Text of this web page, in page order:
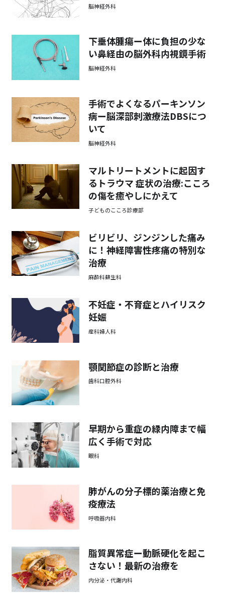
脳神経外科
下垂体腫瘍ー体に負担の少な
い鼻経由の脳外科内視鏡手術
脳神経外科
手術でよくなるパーキンソン
病ー脳深部刺激療法DBSにつ
いて
脳神経外科
マルトリートメントに起因す
るトラウマ 症状の治療:こころ
の傷を癒やしにかえて
子どものこころ診療部
ビリビリ、ジンジンした痛み
に！神経障害性疼痛の特別な
治療
麻酔科蘇生科
不妊症・不育症とハイリスク
妊娠
産科婦人科
顎関節症の診断と治療
歯科口腔外科
早期から重症の緑内障まで幅
広く手術で対応
眼科
肺がんの分子標的薬治療と免
疫療法
呼吸器内科
脂質異常症ー動脈硬化を起こ
さない！最新の治療を
内分泌・代謝内科